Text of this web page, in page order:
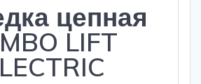
цепная
LIFT